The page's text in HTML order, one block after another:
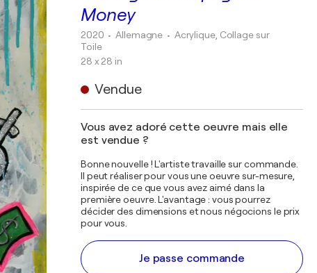
Money
2020 • Allemagne • Acrylique, Collage sur
Toile
28 x 28 in
Vendue
Vous avez adoré cette oeuvre mais elle
est vendue ?
Bonne nouvelle ! L'artiste travaille sur commande.
Il peut réaliser pour vous une oeuvre sur-mesure,
inspirée de ce que vous avez aimé dans la
première oeuvre. L'avantage : vous pourrez
décider des dimensions et nous négocions le prix
pour vous.
Je passe commande